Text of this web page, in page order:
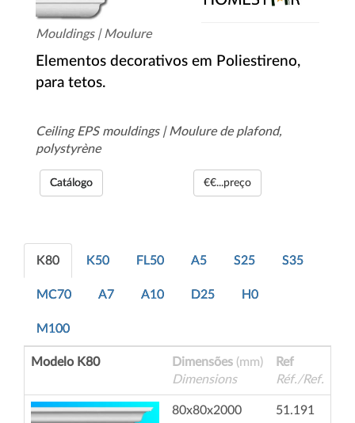
Mouldings | Moulure
Elementos decorativos em Poliestireno,
para tetos.
Ceiling EPS mouldings | Moulure de plafond,
polystyrène
Catálogo €€...preço
K80 K50 FL50 A5 S25 S35
MC70 A7 A10 D25 H0
M100
Modelo K80 Dimensões (mm)
Dimensions
Ref
Réf./Ref.
80x80x2000 51.191